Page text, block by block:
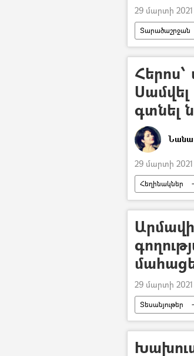
29 մարտի
Տարածաշրջան
կորոնավիրուս
գտնել
Նանա
29 մարտի
Հեղինակներ
29 մարտի
Տեսանյութեր
ՀՀ